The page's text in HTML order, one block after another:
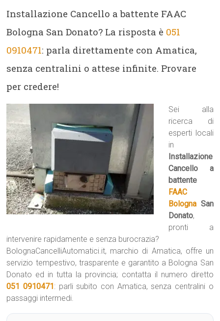
Installazione Cancello a battente FAAC
Bologna San Donato? La risposta è 051
0910471: parla direttamente con Amatica,
senza centralini o attese infinite. Provare
per credere!
Sei alla
ricerca di
esperti locali
in
Installazione
Cancello a
battente
FAAC
Bologna San
Donato,
pronti a
intervenire rapidamente e senza burocrazia?
BolognaCancelliAutomatici.it, marchio di Amatica, offre un
servizio tempestivo, trasparente e garantito a Bologna San
Donato ed in tutta la provincia; contatta il numero diretto
051 0910471: parli subito con Amatica, senza centralini o
passaggi intermedi.